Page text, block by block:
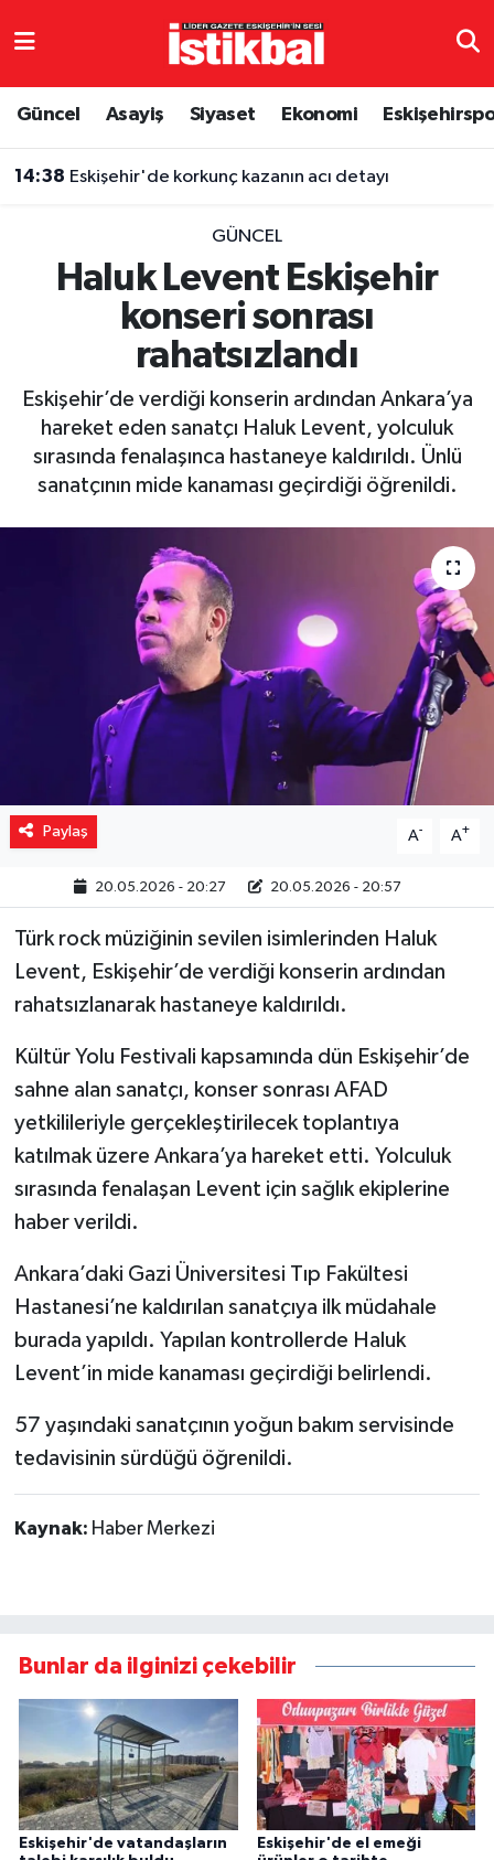
Güncel Asayiş Siyaset Ekonomi
14:38 Eskişehir'de korkunç kazanın acı detayı
GÜNCEL
Haluk Levent Eskişehir
konseri sonrası
rahatsızlandı
Eskişehir’de verdiği konserin ardından Ankara’ya
hareket eden sanatçı Haluk Levent, yolculuk
sırasında fenalaşınca hastaneye kaldırıldı. Ünlü
sanatçının mide kanaması geçirdiği öğrenildi.
Paylaş A- A+
20.05.2026 - 20:27 20.05.2026 - 20:57
Türk rock müziğinin sevilen isimlerinden Haluk
Levent, Eskişehir’de verdiği konserin ardından
rahatsızlanarak hastaneye kaldırıldı.
Kültür Yolu Festivali kapsamında dün Eskişehir’de
sahne alan sanatçı, konser sonrası AFAD
yetkilileriyle gerçekleştirilecek toplantıya
katılmak üzere Ankara’ya hareket etti. Yolculuk
sırasında fenalaşan Levent için sağlık ekiplerine
haber verildi.
Ankara’daki Gazi Üniversitesi Tıp Fakültesi
Hastanesi’ne kaldırılan sanatçıya ilk müdahale
burada yapıldı. Yapılan kontrollerde Haluk
Levent’in mide kanaması geçirdiği belirlendi.
57 yaşındaki sanatçının yoğun bakım servisinde
tedavisinin sürdüğü öğrenildi.
Kaynak: Haber Merkezi
Bunlar da ilginizi çekebilir
Eskişehir'de vatandaşların
Eskişehir'de el emeği
Eskişehirspor
Ekonomi
Sağlık
Yaşam
Resmi ilanlar
Eskişehir Nöbetçi Eczaneler
TFF 3.Lig 4.Grup Puan Durumu ve Fikstür
Tüm Manşetler
Son Dakika Haberleri
Haber Arşivi